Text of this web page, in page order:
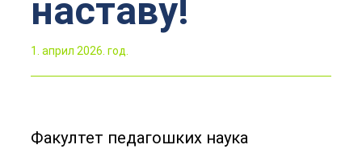
наставу!
1. април 2026. год.
Факултет педагошких наука